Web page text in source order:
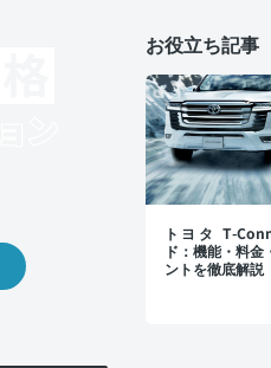
お役立ち記事
トヨタ T-
ド：機能・料金
ントを徹底解説